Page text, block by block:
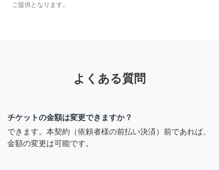
ご提供となります。
よくある質問
チケットの金額は変更できますか？
できます。本契約（依頼者様の前払い決済）前であれば、
金額の変更は可能です。